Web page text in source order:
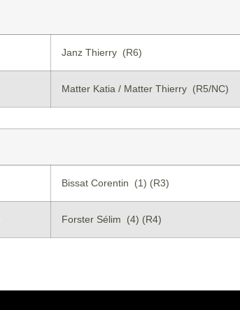
Janz Thierry (R6)
Matter Katia / Matter Thierry (R5/NC)
Bissat Corentin (1) (R3)
Forster Sélim (4) (R4)